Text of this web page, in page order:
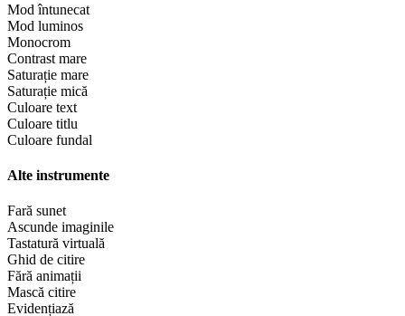
Mod întunecat
Mod luminos
Monocrom
Contrast mare
Saturație mare
Saturație mică
Culoare text
Culoare titlu
Culoare fundal
Alte instrumente
Fară sunet
Ascunde imaginile
Tastatură virtuală
Ghid de citire
Fără animații
Mască citire
Evidențiază